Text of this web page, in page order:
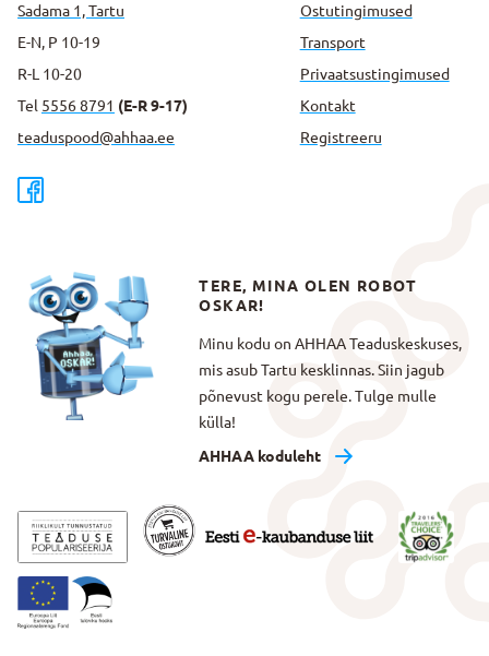
Sadama 1, Tartu
E-N, P 10-19
R-L 10-20
Tel 5556 8791 (E-R 9-17)
teaduspood@ahhaa.ee
Ostutingimused
Transport
Privaatsus­tingimused
Kontakt
Registreeru
TERE, MINA OLEN ROBOT
OSKAR!
Minu kodu on AHHAA Teaduskeskuses,
mis asub Tartu kesklinnas. Siin jagub
põnevust kogu perele. Tulge mulle
külla!
AHHAA koduleht